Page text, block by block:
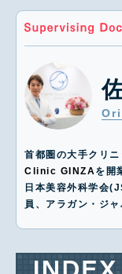
首都圏の大手クリニ
Clinic GINZA を開
日本美容外科学会
員、アラガン・ジ